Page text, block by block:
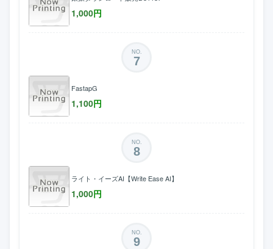
1,000円
NO.
7
FastapG
1,100円
NO.
8
ライト・イーズAI【Write Ease AI】
1,000円
NO.
9